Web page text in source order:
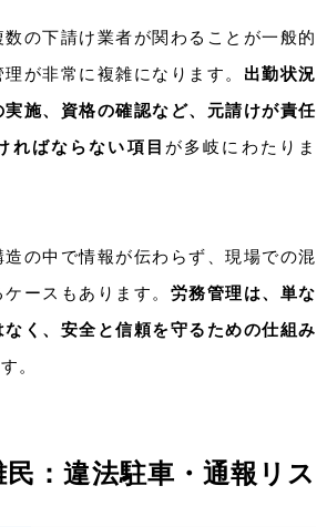
の下請け業者が関わることが一般的
が非常に複雑になります。 出勤状況
施、資格の確認など、元請けが責任
ればならない項目 が多岐にわたりま
造の中で情報が伝わらず、現場での混
ースもあります。 労務管理は、単な
く、安全と信頼を守るための仕組み
。
：違法駐車・通報リス